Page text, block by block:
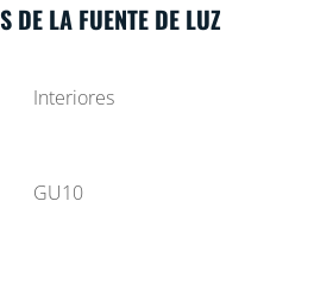
DE LA FUENTE DE LUZ
Interiores
GU10